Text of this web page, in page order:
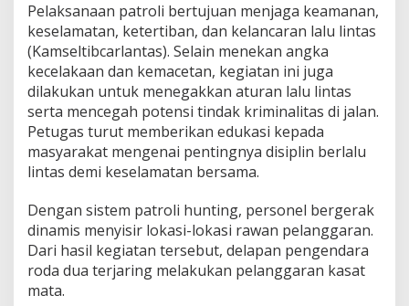
Pelaksanaan patroli bertujuan menjaga keamanan,
keselamatan, ketertiban, dan kelancaran lalu lintas
(Kamseltibcarlantas). Selain menekan angka
kecelakaan dan kemacetan, kegiatan ini juga
dilakukan untuk menegakkan aturan lalu lintas
serta mencegah potensi tindak kriminalitas di jalan.
Petugas turut memberikan edukasi kepada
masyarakat mengenai pentingnya disiplin berlalu
lintas demi keselamatan bersama.
Dengan sistem patroli hunting, personel bergerak
dinamis menyisir lokasi-lokasi rawan pelanggaran.
Dari hasil kegiatan tersebut, delapan pengendara
roda dua terjaring melakukan pelanggaran kasat
mata.